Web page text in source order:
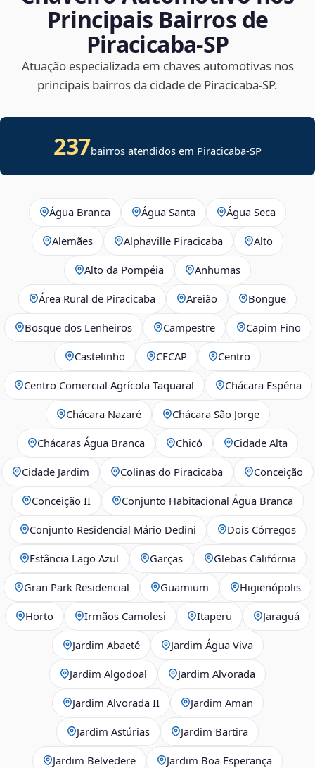
Principais Bairros de
Piracicaba‑SP
Atuação especializada em chaves automotivas nos
principais bairros da cidade de Piracicaba‑SP.
237bairros atendidos em Piracicaba-SP
Água Branca Água Santa Água Seca
Alemães Alphaville Piracicaba Alto
Alto da Pompéia Anhumas
Área Rural de Piracicaba Areião Bongue
Bosque dos Lenheiros Campestre Capim Fino
Castelinho CECAP Centro
Centro Comercial Agrícola Taquaral Chácara Espéria
Chácara Nazaré Chácara São Jorge
Chácaras Água Branca Chicó Cidade Alta
Cidade Jardim Colinas do Piracicaba Conceição
Conceição II Conjunto Habitacional Água Branca
Conjunto Residencial Mário Dedini Dois Córregos
Estância Lago Azul Garças Glebas Califórnia
Gran Park Residencial Guamium Higienópolis
Horto Irmãos Camolesi Itaperu Jaraguá
Jardim Abaeté Jardim Água Viva
Jardim Algodoal Jardim Alvorada
Jardim Alvorada II Jardim Aman
Jardim Astúrias Jardim Bartira
Jardim Belvedere Jardim Boa Esperança